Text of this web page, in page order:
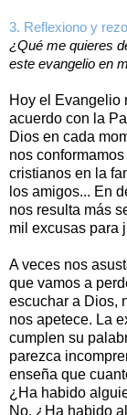
3. Reflexiono y
¿Qué me quieres
este evangelio en
Hoy el Evangelio
acuerdo con la
Dios en cada
nos
cristianos en la
los amigos... En
nos resulta más
mil excusas para
A veces nos
que vamos a
escuchar a Dios,
nos apetece. La
cumplen su
parezca
enseña que
¿Ha habido
No. ¿Ha habido